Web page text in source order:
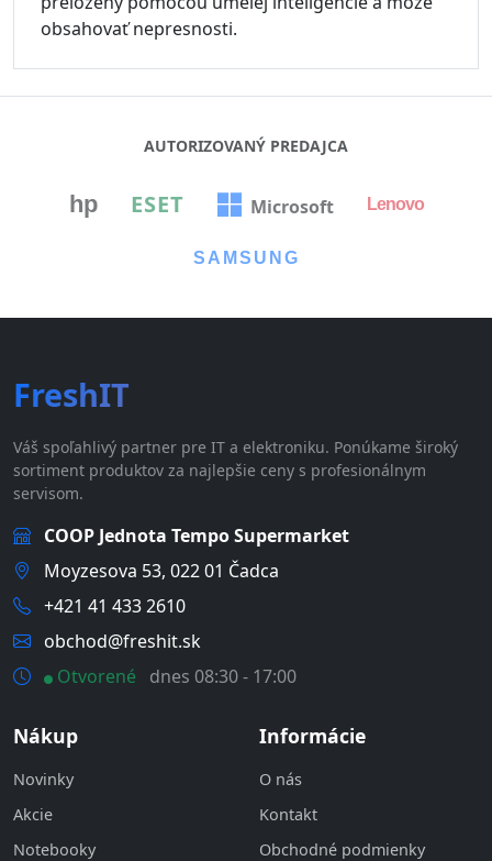
AUTORIZOVANÝ PREDAJCA
hp ESET Microsoft Lenovo
SAMSUNG
FreshIT
Váš spoľahlivý partner pre IT a elektroniku. Ponúkame široký
sortiment produktov za najlepšie ceny s profesionálnym
servisom.
COOP Jednota Tempo Supermarket
Moyzesova 53, 022 01 Čadca
+421 41 433 2610
obchod@freshit.sk
Otvorené
dnes 08:30 - 17:00
Nákup
Novinky
Akcie
Notebooky
Informácie
O nás
Kontakt
Obchodné podmienky